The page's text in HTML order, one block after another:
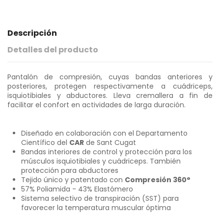
Descripción
Detalles del producto
Pantalón de compresión, cuyas bandas anteriores y
posteriores, protegen respectivamente a cuádriceps,
isquiotibiales y abductores. Lleva cremallera a fin de
facilitar el confort en actividades de larga duración.
Diseñado en colaboración con el Departamento
Científico del CAR de Sant Cugat
Bandas interiores de control y protección para los
músculos isquiotibiales y cuádriceps. También
protección para abductores
Tejido único y patentado con Compresión 360°
57% Poliamida - 43% Elastómero
Sistema selectivo de transpiración (SST) para
favorecer la temperatura muscular óptima